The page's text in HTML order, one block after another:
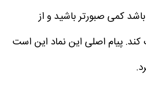
کمی صبورتر باشید و از
پیام اصلی این نماد این است